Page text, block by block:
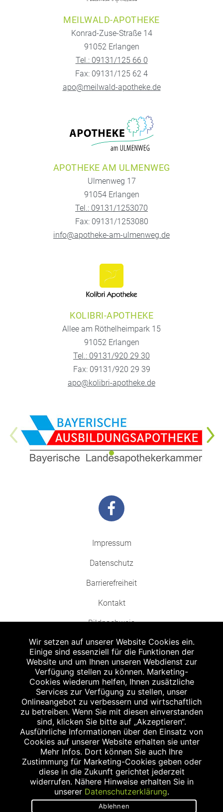
MEILWALD-APOTHEKE
Konrad-Zuse-Straße 14
91052 Erlangen
Tel.: 09131/125 66 0
Fax: 09131/125 62 4
apo@meilwald-apotheke.de
APOTHEKE AM ULMENWEG
Ulmenweg 17
91054 Erlangen
Tel.: 09131/1253070
Fax: 09131/1253080
info@apotheke-am-ulmenweg.de
KOLIBRI-APOTHEKE
Allee am Röthelheimpark 15
91052 Erlangen
Tel.: 09131/920 29 30
Fax: 09131/920 29 39
apo@kolibri-apotheke.de
Impressum
Datenschutz
Barrierefreiheit
Kontakt
Bildnachweis
Abgabe in haushaltsüblichen Mengen, solange der Vorrat reicht. Für Druck-
und Satzfehler keine Haftung.
Zu Risiken und Nebenwirkungen lesen Sie die Packungsbeilage und fragen
Sie Ihren Arzt oder Apotheker.
Angabe nach der deutschen Arzneimitteltaxe Apothekenerstattungspreis
(AEP). Der AEP ist keine unverbindliche Preisempfehlung der Hersteller. Der
AEP ist ein von den Apotheken in Ansatz gebrachter Preis für rezeptfreie
Arzneimittel. Er entspricht in der Höhe dem für Apotheken verbindlichen
Abgabepreis, zu dem eine Apotheke in bestimmten Fällen (z.B. bei Kindern
unter 12 Jahren) das Produkt mit der gesetzlichen Krankenversicherung
abrechnet. Der AEP ist der allgemeine Erstattungspreis im Falle einer
Kostenübernahme durch die gesetzlichen Krankenkassen, vor Abzug eines
Zwangsrabattes (zur Zeit 5%) nach §130 Abs. 1 SGB V.
Unverbindliche Preisempfehlung des Herstellers (UVP).
Wir setzen auf unserer Website Cookies ein.
Einige sind essenziell für die Funktionen der
Website und um Ihnen unseren Webdienst zur
Verfügung stellen zu können. Marketing-
Cookies wiederum helfen, Ihnen zusätzliche
Services zur Verfügung zu stellen, unser
Onlineangebot zu verbessern und wirtschaftlich
zu betreiben. Wenn Sie mit diesen einverstanden
sind, klicken Sie bitte auf „Akzeptieren“.
Ausführliche Informationen über den Einsatz von
Cookies auf unserer Website erhalten sie unter
Mehr Infos. Dort können Sie auch Ihre
Zustimmung für Marketing-Cookies geben oder
diese in die Zukunft gerichtet jederzeit
widerrufen. Nähere Hinweise erhalten Sie in
unserer Datenschutzerklärung.
Ablehnen